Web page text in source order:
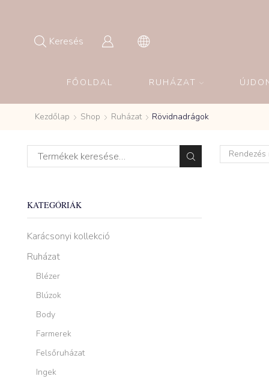
Keresés
FŐOLDAL RUHÁZAT
Kezdőlap Shop Ruházat Rövidnadrágok
KATEGÓRIÁK
Karácsonyi kollekció
Ruházat
Blézer
Blúzok
Body
Farmerek
Felsőruházat
Ingek